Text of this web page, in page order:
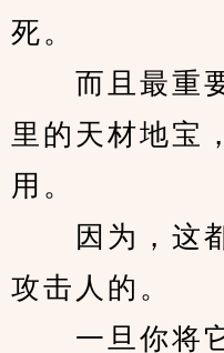
死。
而且最重要
里的天材地宝
用。
因为，这都
攻击人的。
一旦你将它